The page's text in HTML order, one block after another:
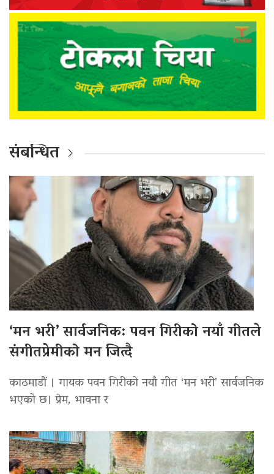
संबन्धित
‘मन भरी’ सार्वजनिक: पवन गिरीको नयाँ गीतले
संगीतप्रेमीको मन जित्दै
काठमाडौं । गायक पवन गिरीको नयाँ गीत ‘मन भरी’ सार्वजनिक
भएको छ। प्रेम, भावना र